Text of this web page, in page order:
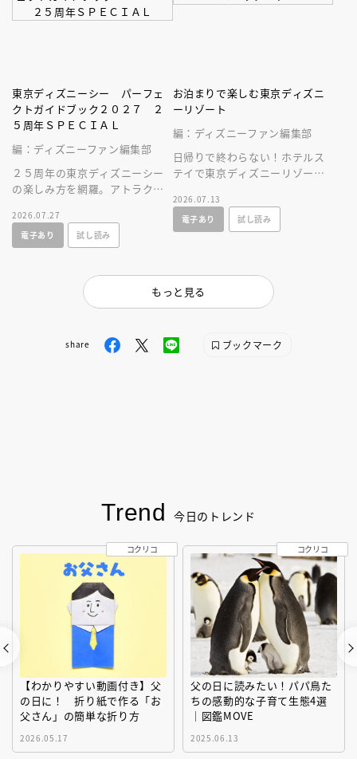
東京ディズニーシー パーフェ
クトガイドブック２０２７ ２
５周年ＳＰＥＣＩＡＬ
編：ディズニーファン編集部
２５周年の東京ディズニーシー
の楽しみ方を網羅。アトラクシ
ョップ情報に加え、使いやすい
マップつき！
2026.07.27
電子あり
試し読み
お泊まりで楽しむ東京ディズニ
ーリゾート
編：ディズニーファン編集部
日帰りで終わらない！ホテルス
テイで東京ディズニーリゾート
冊が新登場！
2026.07.13
電子あり
試し読み
もっと見る
share ブックマーク
Trend 今日のトレンド
【わかりやすい動画付き】父
の日に！ 折り紙で作る「お
父さん」の簡単な折り方
2026.05.17
コクリコ
父の日に読みたい！パパ鳥た
ちの感動的な子育て生態4選
｜図鑑MOVE
2025.06.13
コクリコ